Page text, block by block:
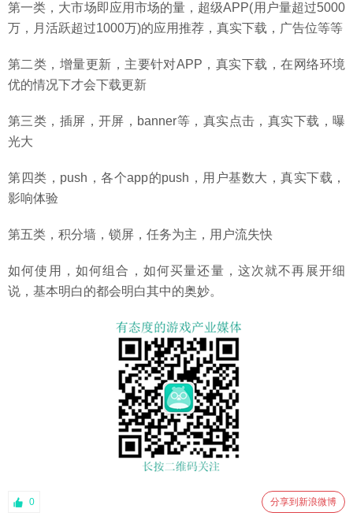
第一类，大市场即应用市场的量，超级APP(用户量超过5000
万，月活跃超过1000万)的应用推荐，真实下载，广告位等等
第二类，增量更新，主要针对APP，真实下载，在网络环境
优的情况下才会下载更新
第三类，插屏，开屏，banner等，真实点击，真实下载，曝
光大
第四类，push，各个app的push，用户基数大，真实下载，
影响体验
第五类，积分墙，锁屏，任务为主，用户流失快
如何使用，如何组合，如何买量还量，这次就不再展开细
说，基本明白的都会明白其中的奥妙。
0 分享到新浪微博